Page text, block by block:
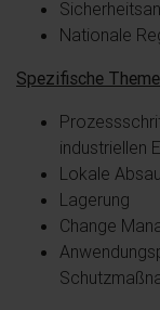
Nationale
Spezifische
industriellen
Lokale
Lagerung
Change